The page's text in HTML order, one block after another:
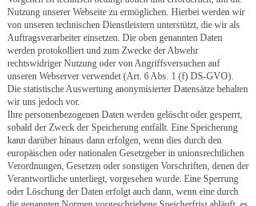
Nutzung unserer Webseite zu ermöglichen. Hierbei werden wir
von unseren technischen Dienstleistern unterstützt, die wir als
Auftragsverarbeiter einsetzen. Die oben genannten Daten
werden protokolliert und zum Zwecke der Abwehr
rechtswidriger Nutzung oder von Angriffsversuchen auf
unseren Webserver verwendet (Art. 6 Abs. 1 (f) DS-GVO).
Die statistische Auswertung anonymisierter Datensätze behalten
wir uns jedoch vor.
Ihre personenbezogenen Daten werden gelöscht oder gesperrt,
sobald der Zweck der Speicherung entfällt. Eine Speicherung
kann darüber hinaus dann erfolgen, wenn dies durch den
europäischen oder nationalen Gesetzgeber in unionsrechtlichen
Verordnungen, Gesetzen oder sonstigen Vorschriften, denen der
Verantwortliche unterliegt, vorgesehen wurde. Eine Sperrung
oder Löschung der Daten erfolgt auch dann, wenn eine durch